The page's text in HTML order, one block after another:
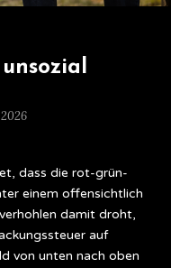
dass die rot-grün-
einem offensichtlich
damit droht,
auf
von unten nach oben